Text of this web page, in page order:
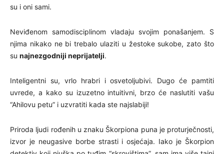
su i oni sami.
Neviđenom samodisciplinom vladaju svojim ponašanjem. S
njima nikako ne bi trebalo ulaziti u žestoke sukobe, zato što
su najnezgodniji neprijatelji.
Inteligentni su, vrlo hrabri i osvetoljubivi. Dugo će pamtiti
uvrede, a kako su izuzetno intuitivni, brzo će naslutiti vašu
“Ahilovu petu” i uzvratiti kada ste najslabiji!
Priroda ljudi rođenih u znaku Škorpiona puna je proturječnosti,
izvor je neugasive borbe strasti i osjećaja. Iako je Škorpion